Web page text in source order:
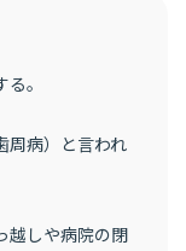
。
周病）と言われ
越しや病院の閉